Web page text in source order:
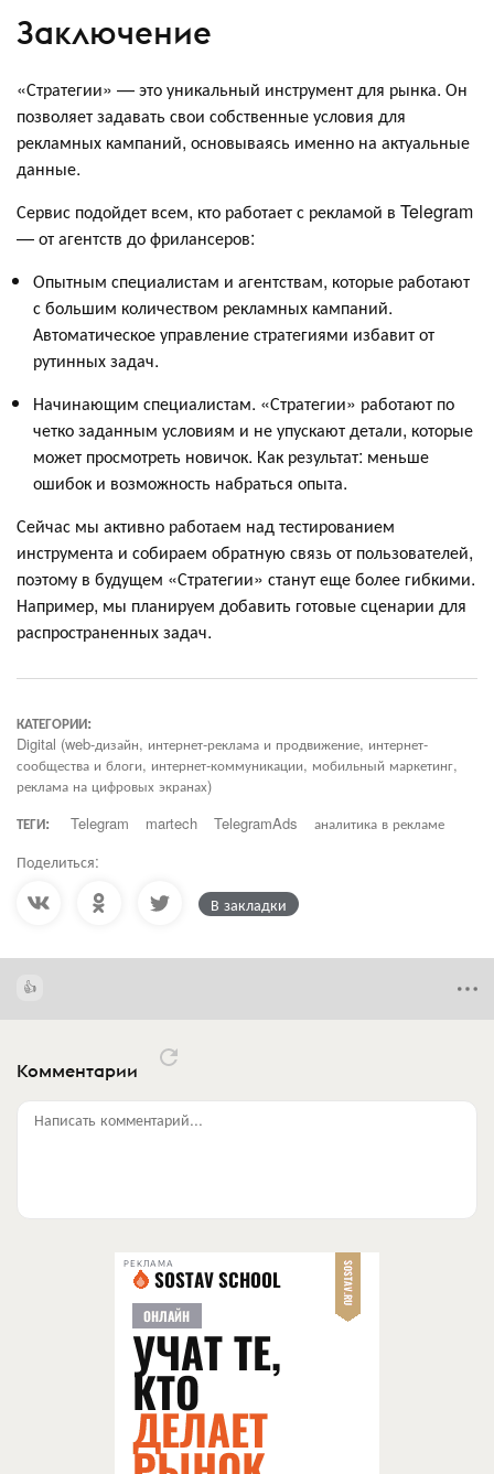
Заключение
«Стратегии» — это уникальный инструмент для рынка. Он
позволяет задавать свои собственные условия для
рекламных кампаний, основываясь именно на актуальные
данные.
Сервис подойдет всем, кто работает с рекламой в Telegram
— от агентств до фрилансеров:
Опытным специалистам и агентствам, которые работают
с большим количеством рекламных кампаний.
Автоматическое управление стратегиями избавит от
рутинных задач.
Начинающим специалистам. «Стратегии» работают по
четко заданным условиям и не упускают детали, которые
может просмотреть новичок. Как результат: меньше
ошибок и возможность набраться опыта.
Сейчас мы активно работаем над тестированием
инструмента и собираем обратную связь от пользователей,
поэтому в будущем «Стратегии» станут еще более гибкими.
Например, мы планируем добавить готовые сценарии для
распространенных задач.
КАТЕГОРИИ:
Digital (web-дизайн, интернет-реклама и продвижение, интернет-
сообщества и блоги, интернет-коммуникации, мобильный маркетинг,
реклама на цифровых экранах)
ТЕГИ:
Telegram martech TelegramAds аналитика в рекламе
Поделиться:
В закладки
Комментарии
Написать комментарий...
РЕКЛАМА